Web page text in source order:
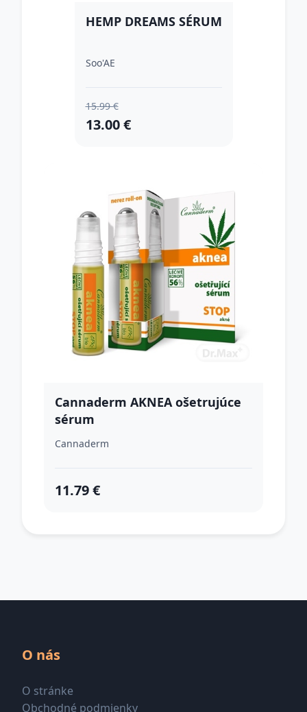
HEMP DREAMS SÉRUM
Soo'AE
15.99 €
13.00 €
Cannaderm AKNEA ošetrujúce
sérum
Cannaderm
11.79 €
O nás
O stránke
Obchodné podmienky